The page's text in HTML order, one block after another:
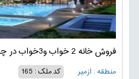
فروش خانه 2 خواب و3خواب در چشمه ازمیر
منطقه : ازمیر
کد ملک : 165